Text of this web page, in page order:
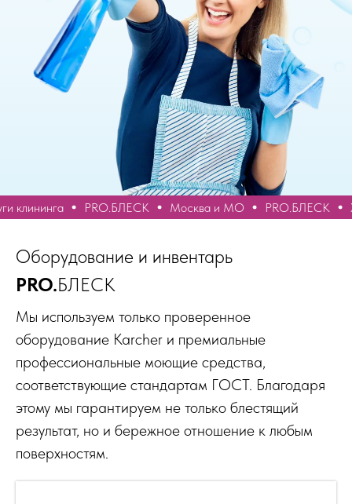
PRO.БЛЕСК Москва и МО PRO.БЛЕСК
Оборудование и инвентарь
PRO.БЛЕСК
Мы используем только проверенное
оборудование Karcher и премиальные
профессиональные моющие средства,
соответствующие стандартам ГОСТ. Благодаря
этому мы гарантируем не только блестящий
результат, но и бережное отношение к любым
поверхностям.